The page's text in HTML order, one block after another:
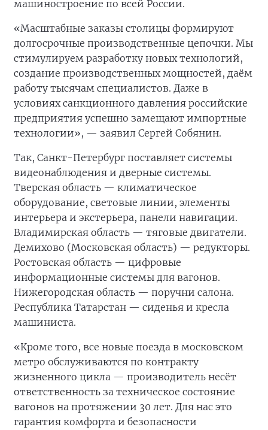
машиностроение по всей России.
«Масштабные заказы столицы формируют
долгосрочные производственные цепочки. Мы
стимулируем разработку новых технологий,
создание производственных мощностей, даём
работу тысячам специалистов. Даже в
условиях санкционного давления российские
предприятия успешно замещают импортные
технологии», — заявил Сергей Собянин.
Так, Санкт-Петербург поставляет системы
видеонаблюдения и дверные системы.
Тверская область — климатическое
оборудование, световые линии, элементы
интерьера и экстерьера, панели навигации.
Владимирская область — тяговые двигатели.
Демихово (Московская область) — редукторы.
Ростовская область — цифровые
информационные системы для вагонов.
Нижегородская область — поручни салона.
Республика Татарстан — сиденья и кресла
машиниста.
«Кроме того, все новые поезда в московском
метро обслуживаются по контракту
жизненного цикла — производитель несёт
ответственность за техническое состояние
вагонов на протяжении 30 лет. Для нас это
гарантия комфорта и безопасности